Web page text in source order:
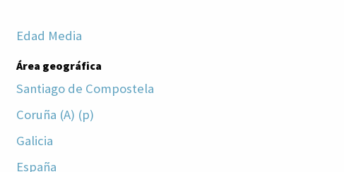
Edad Media
Área geográfica
Santiago de Compostela
Coruña (A) (p)
Galicia
España